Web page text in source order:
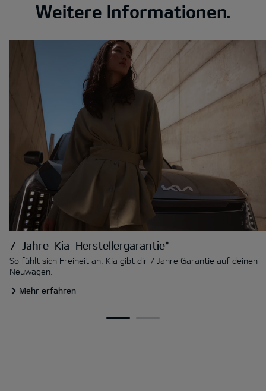
Weitere Informationen.
7-Jahre-Kia-Herstellergarantie*
So fühlt sich Freiheit an: Kia gibt dir 7 Jahre Garantie auf deinen
Neuwagen.
Mehr erfahren